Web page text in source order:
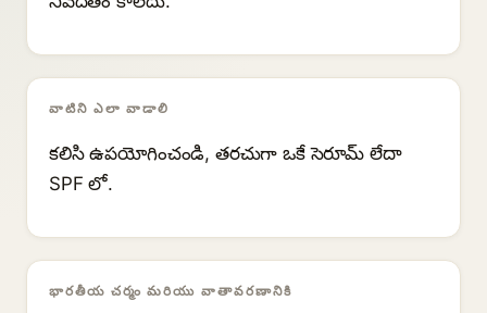
వాటిని ఎలా వాడాలి
కలిసి ఉపయోగించండి, తరచుగా ఒకే సెరూమ్ లేదా
SPF లో.
భారతీయ చర్మం మరియు వాతావరణానికి